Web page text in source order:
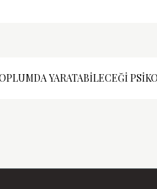
YARATABILECEĞI